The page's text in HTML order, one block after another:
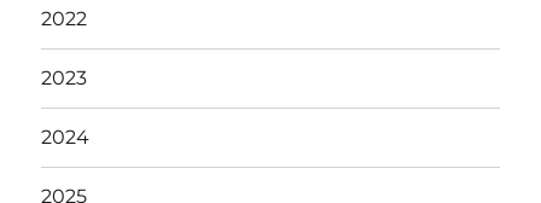
2022
2023
2024
2025